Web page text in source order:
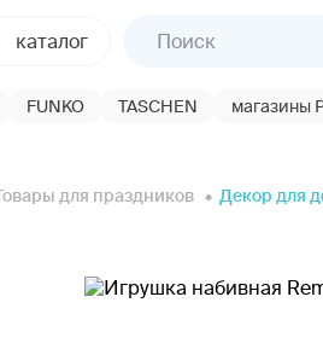
каталог
FUNKO TASCHEN магазины
для праздников Декор для